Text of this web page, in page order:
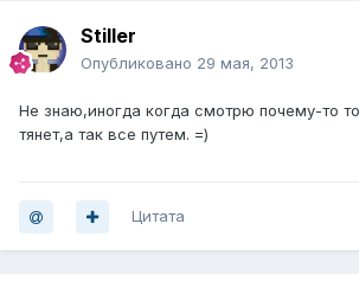
Stiller
Опубликовано 29 мая, 2013
Не знаю,иногда когда смотрю почему-то
тянет,а так все путем. =)
Цитата